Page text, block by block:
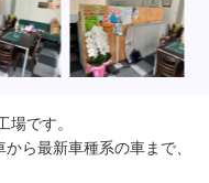
です。
ら最新車種系の車まで、